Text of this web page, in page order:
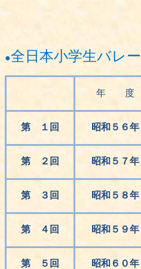
●全日本小学生バレ
年 度
第 １回 昭和５６年
第 ２回 昭和５７年
第 ３回 昭和５８年
第 ４回 昭和５９年
第 ５回 昭和６０年